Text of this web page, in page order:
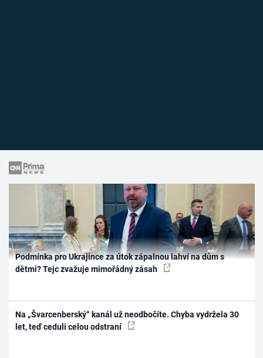
Podmínka pro Ukrajince za útok zápalnou lahví na dům s
dětmi? Tejc zvažuje mimořádný zásah
Na „Švarcenberský“ kanál už neodbočíte. Chyba vydržela 30
let, teď ceduli celou odstraní